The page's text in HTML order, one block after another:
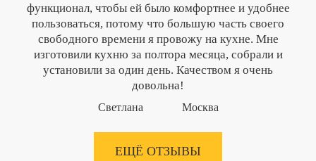
функционал, чтобы ей было комфортнее и удобнее
пользоваться, потому что большую часть своего
свободного времени я провожу на кухне. Мне
изготовили кухню за полтора месяца, собрали и
установили за один день. Качеством я очень
довольна!
Светлана Москва
ЕЩЁ ОТЗЫВЫ